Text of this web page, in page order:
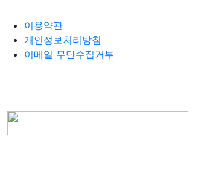
이용약관
개인정보처리방침
이메일 무단수집거부